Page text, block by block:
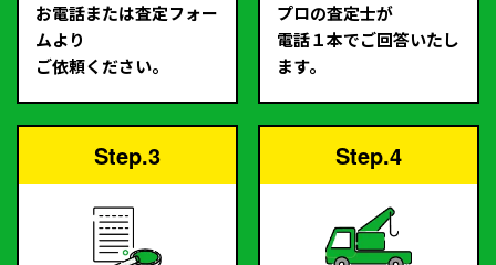
お電話または査定フォー
ムより
ご依頼ください。
プロの査定士が
電話１本でご回答いたし
ます。
Step.3 Step.4